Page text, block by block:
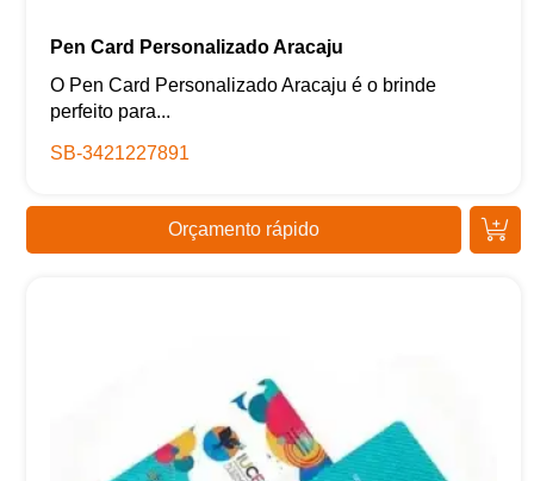
Pen Card Personalizado Aracaju
O Pen Card Personalizado Aracaju é o brinde
perfeito para...
SB-3421227891
Orçamento rápido